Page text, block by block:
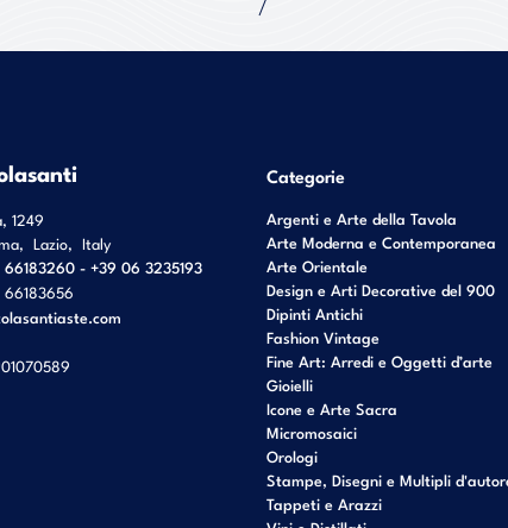
1249
, Lazio, Italy
- +39 06 3235193
Categorie
Argenti e Arte della Tavola
Arte Moderna e Contemporanea
Arte Orientale
Design e Arti Decorative del 900
Dipinti Antichi
Fashion Vintage
Fine Art: Arredi e Oggetti d’arte
Gioielli
Icone e Arte Sacra
Micromosaici
Orologi
Stampe, Disegni e Multipli
Tappeti e Arazzi